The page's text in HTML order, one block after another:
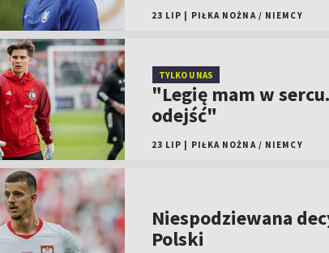
23 LIP PIŁKA NOŻNA / NIEMCY
TYLKO U NAS
"Legię mam w
odejść"
23 LIP PIŁKA NOŻNA / NIEMCY
Niespodziewana
Polski